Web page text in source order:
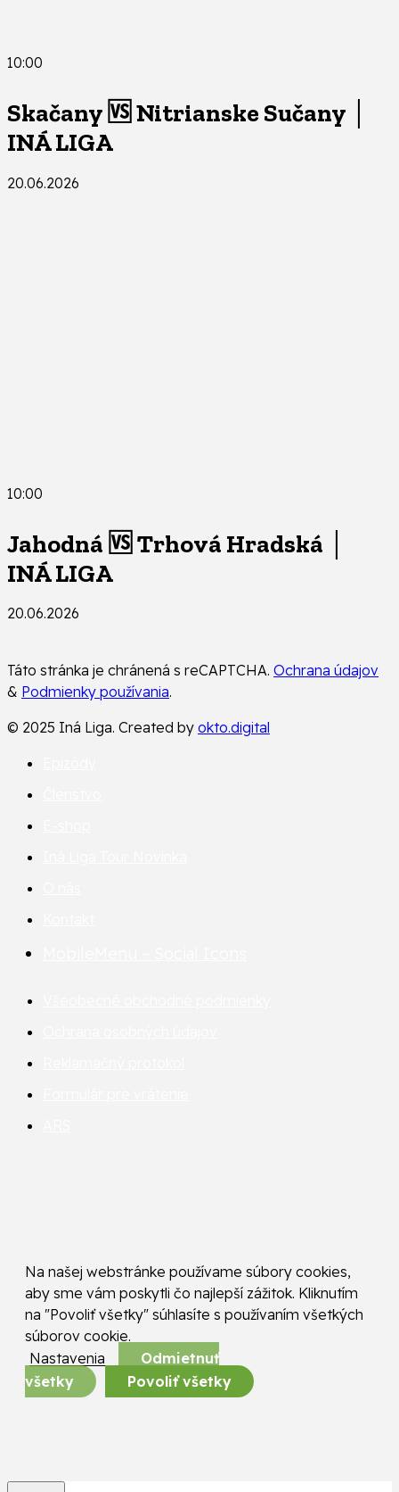
10:00
Skačany 🆚 Nitrianske Sučany │
INÁ LIGA
20.06.2026
10:00
Jahodná 🆚 Trhová Hradská │
INÁ LIGA
20.06.2026
Táto stránka je chránená s reCAPTCHA. Ochrana údajov
& Podmienky používania.
© 2025 Iná Liga. Created by okto.digital
Na našej webstránke používame súbory cookies,
aby sme vám poskytli čo najlepší zážitok. Kliknutím
na "Povoliť všetky" súhlasíte s používaním všetkých
súborov cookie.
Nastavenia
Odmietnuť
všetky
Povoliť všetky